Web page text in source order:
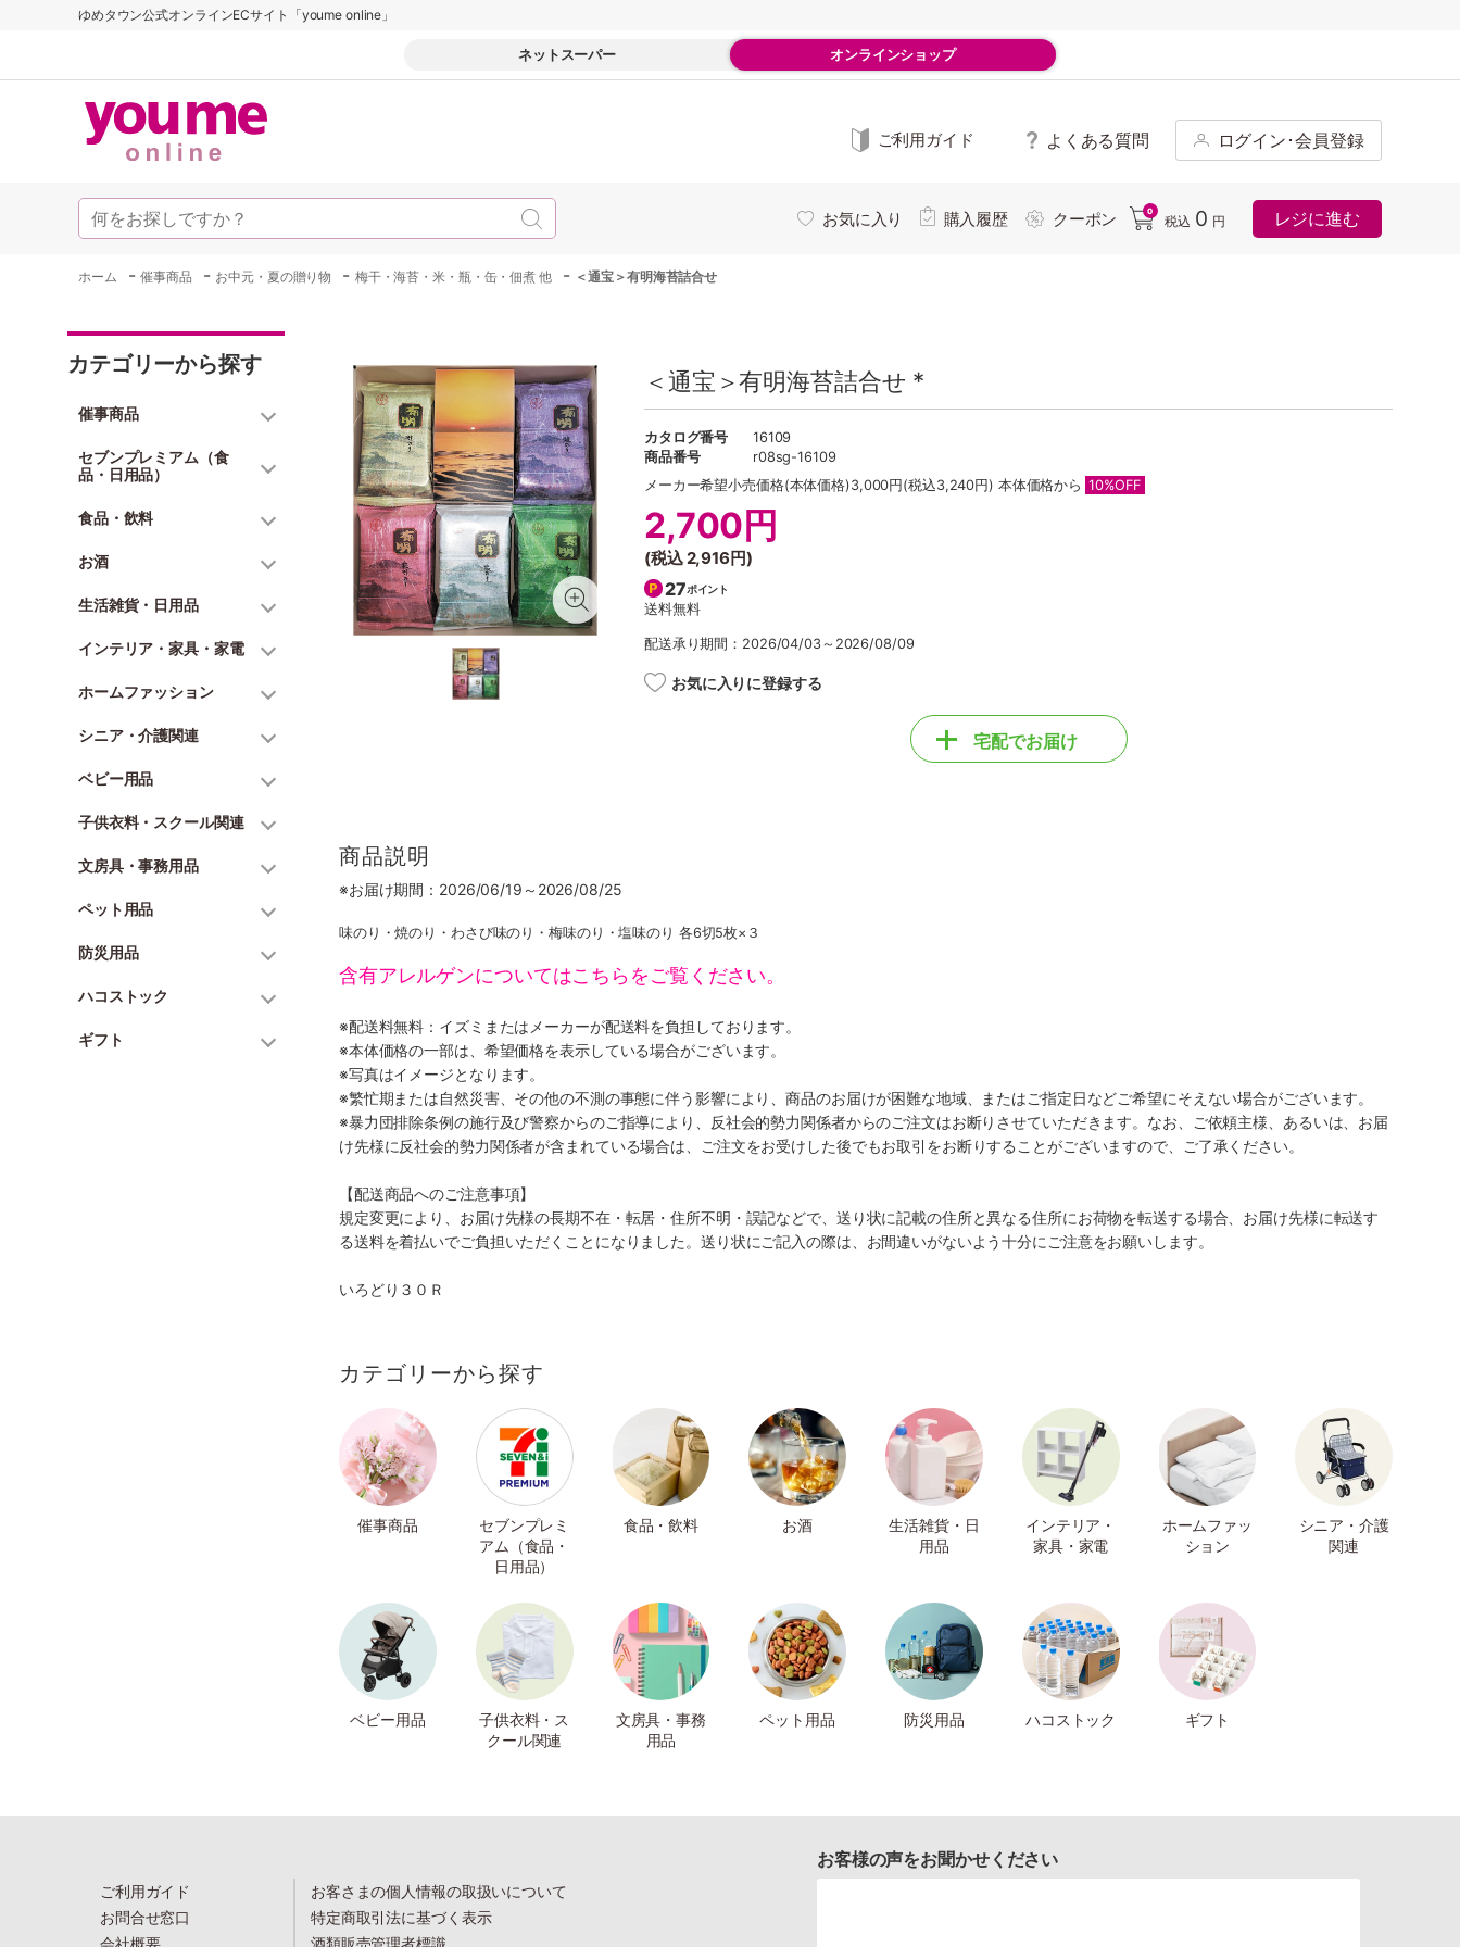
ゆめタウン公式オンラインECサイト「youme online」
ネットスーパー オンラインショップ
ご利用ガイド よくある質問 ログイン･会員登録
お気に入り 購入履歴 クーポン 0
税込 0 円 レジに進む
ホーム -催事商品 - お中元・夏の贈り物 - 梅干・海苔・米・瓶・缶・佃煮 他 - ＜通宝＞有明海苔詰合せ
カテゴリーから探す
催事商品
セブンプレミアム（食
品・日用品）
食品・飲料
お酒
生活雑貨・日用品
インテリア・家具・家電
ホームファッション
シニア・介護関連
ベビー用品
子供衣料・スクール関連
文房具・事務用品
ペット用品
防災用品
ハコストック
ギフト
＜通宝＞有明海苔詰合せ *
カタログ番号
16109
商品番号
r08sg-16109
メーカー希望小売価格(本体価格)3,000円(税込3,240円) 本体価格から 10%OFF
2,700円
(税込2,916円)
27ポイント
送料無料
配送承り期間：2026/04/03～2026/08/09
お気に入りに登録する
宅配でお届け
商品説明
※お届け期間：2026/06/19～2026/08/25
味のり・焼のり・わさび味のり・梅味のり・塩味のり 各6切5枚×３
含有アレルゲンについてはこちらをご覧ください。
※配送料無料：イズミまたはメーカーが配送料を負担しております。
※本体価格の一部は、希望価格を表示している場合がございます。
※写真はイメージとなります。
※繁忙期または自然災害、その他の不測の事態に伴う影響により、商品のお届けが困難な地域、またはご指定日などご希望にそえない場合がございます。
※暴力団排除条例の施行及び警察からのご指導により、反社会的勢力関係者からのご注文はお断りさせていただきます。なお、ご依頼主様、あるいは、お届
け先様に反社会的勢力関係者が含まれている場合は、ご注文をお受けした後でもお取引をお断りすることがございますので、ご了承ください。
【配送商品へのご注意事項】
規定変更により、お届け先様の長期不在・転居・住所不明・誤記などで、送り状に記載の住所と異なる住所にお荷物を転送する場合、お届け先様に転送す
る送料を着払いでご負担いただくことになりました。送り状にご記入の際は、お間違いがないよう十分にご注意をお願いします。
いろどり３０Ｒ
カテゴリーから探す
催事商品
セブンプレミ
アム（食品・
日用品）
食品・飲料 お酒
生活雑貨・日
用品
インテリア・
家具・家電
ホームファッ
ション
シニア・介護
関連
ベビー用品
子供衣料・ス
クール関連
文房具・事務
用品
ペット用品 防災用品 ハコストック ギフト
ご利用ガイド
お問合せ窓口
お客さまの個人情報の取扱いについて
特定商取引法に基づく表示
お客様の声をお聞かせください